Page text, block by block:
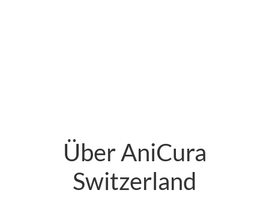
Über AniCura
Switzerland